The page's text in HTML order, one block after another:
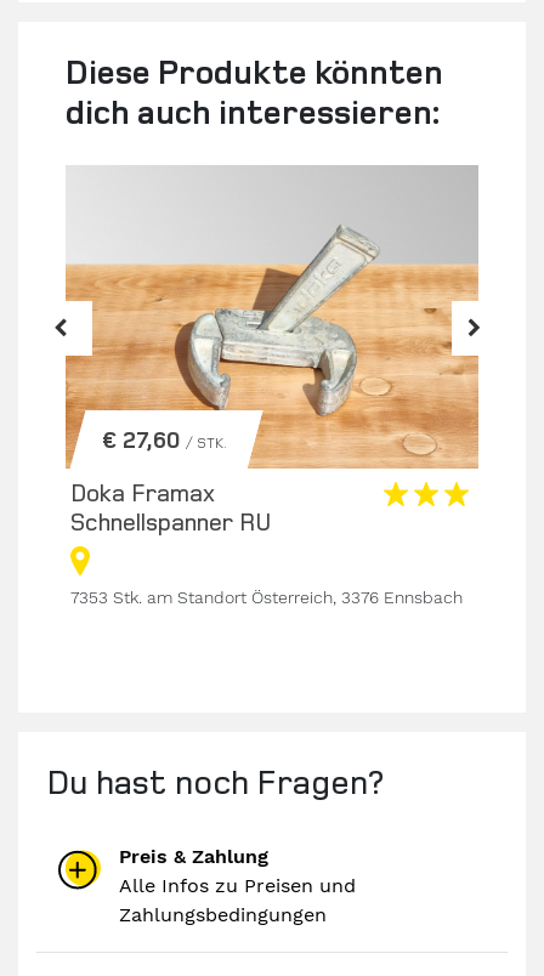
Diese Produkte könnten
dich auch interessieren:
€ 27,60 / STK.
Doka Framax
Schnellspanner RU
7353 Stk. am Standort Österreich, 3376 Ennsbach
Du hast noch Fragen?
Preis & Zahlung
Alle Infos zu Preisen und
Zahlungsbedingungen